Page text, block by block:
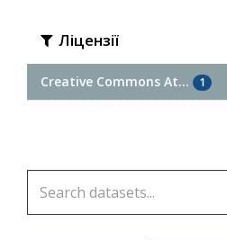
Ліцензії
Creative Commons At... 1